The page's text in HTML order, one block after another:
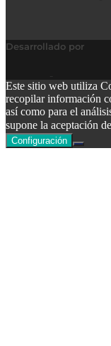
Desarrollado por
Este sitio web utiliza
recopilar información
así como para el
supone la aceptación
Configuración